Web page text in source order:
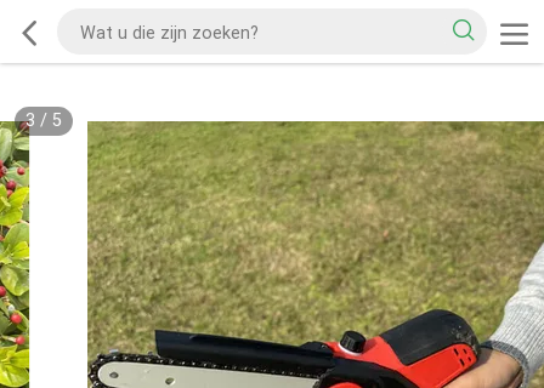
3 / 5